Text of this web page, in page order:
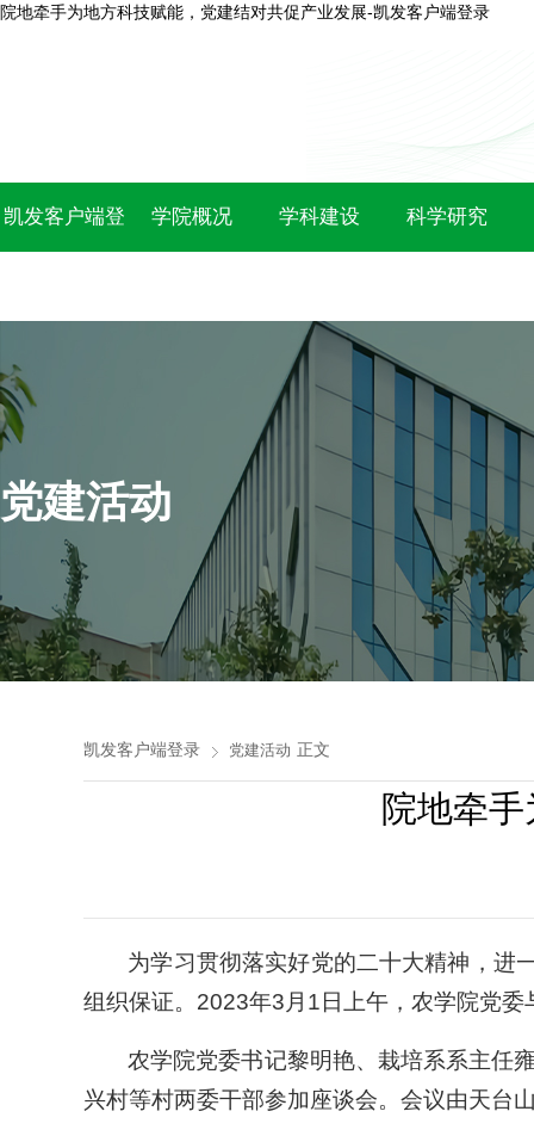
院地牵手为地方科技赋能，党建结对共促产业发展-凯发客户端登录
凯发客户端登 学院概况 学科建设 科学研究
党建活动
凯发客户端登录 党建活动 正文
院地牵
为学习贯彻落实好党的二十大精神，进
组织保证。2023年3月1日上午，农学院党委
农学院党委书记黎明艳、栽培系系主任
兴村等村两委干部参加座谈会。会议由天台